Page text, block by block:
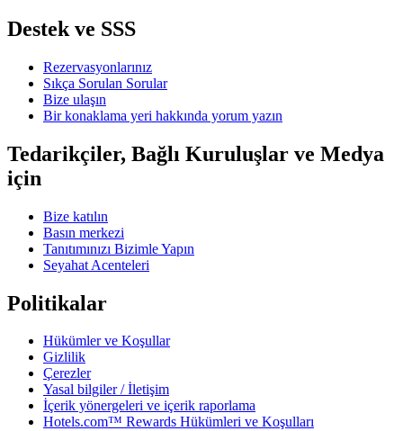
Destek ve SSS
Rezervasyonlarınız
Sıkça Sorulan Sorular
Bize ulaşın
Bir konaklama yeri hakkında yorum yazın
Tedarikçiler, Bağlı Kuruluşlar ve Medya
için
Bize katılın
Basın merkezi
Tanıtımınızı Bizimle Yapın
Seyahat Acenteleri
Politikalar
Hükümler ve Koşullar
Gizlilik
Çerezler
Yasal bilgiler / İletişim
İçerik yönergeleri ve içerik raporlama
Hotels.com™ Rewards Hükümleri ve Koşulları